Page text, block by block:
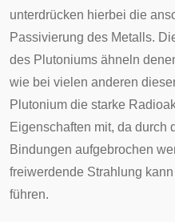
unterdrücken hierbei die
Passivierung des Metalls.
des Plutoniums ähneln
wie bei vielen anderen
Plutonium die starke
Eigenschaften mit, da durch
Bindungen aufgebrochen
freiwerdende Strahlung
führen.